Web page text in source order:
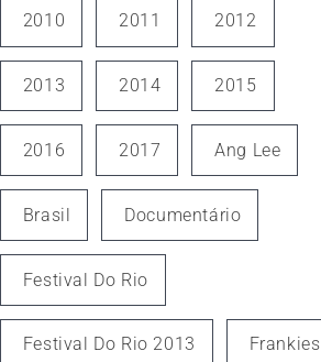
2010 2011 2012
2013 2014 2015
2016 2017 Ang Lee
Brasil Documentário
Festival Do Rio
Festival Do Rio 2013 Frankies